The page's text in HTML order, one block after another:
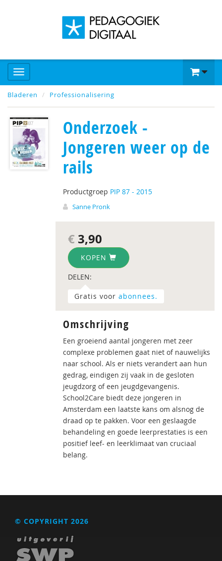
Bladeren Professionalisering
Onderzoek -
Jongeren weer op de
rails
Productgroep PIP 87 - 2015
Sanne Pronk
€ 3,90
KOPEN
DELEN:
Gratis voor abonnees.
Omschrijving
Een groeiend aantal jongeren met zeer
complexe problemen gaat niet of nauwelijks
naar school. Als er niets verandert aan hun
gedrag, eindigen zij vaak in de gesloten
jeugdzorg of een jeugdgevangenis.
School2Care biedt deze jongeren in
Amsterdam een laatste kans om alsnog de
draad op te pakken. Voor een geslaagde
behandeling en goede leerprestaties is een
positief leef- en leerklimaat van cruciaal
belang.
© COPYRIGHT 2026